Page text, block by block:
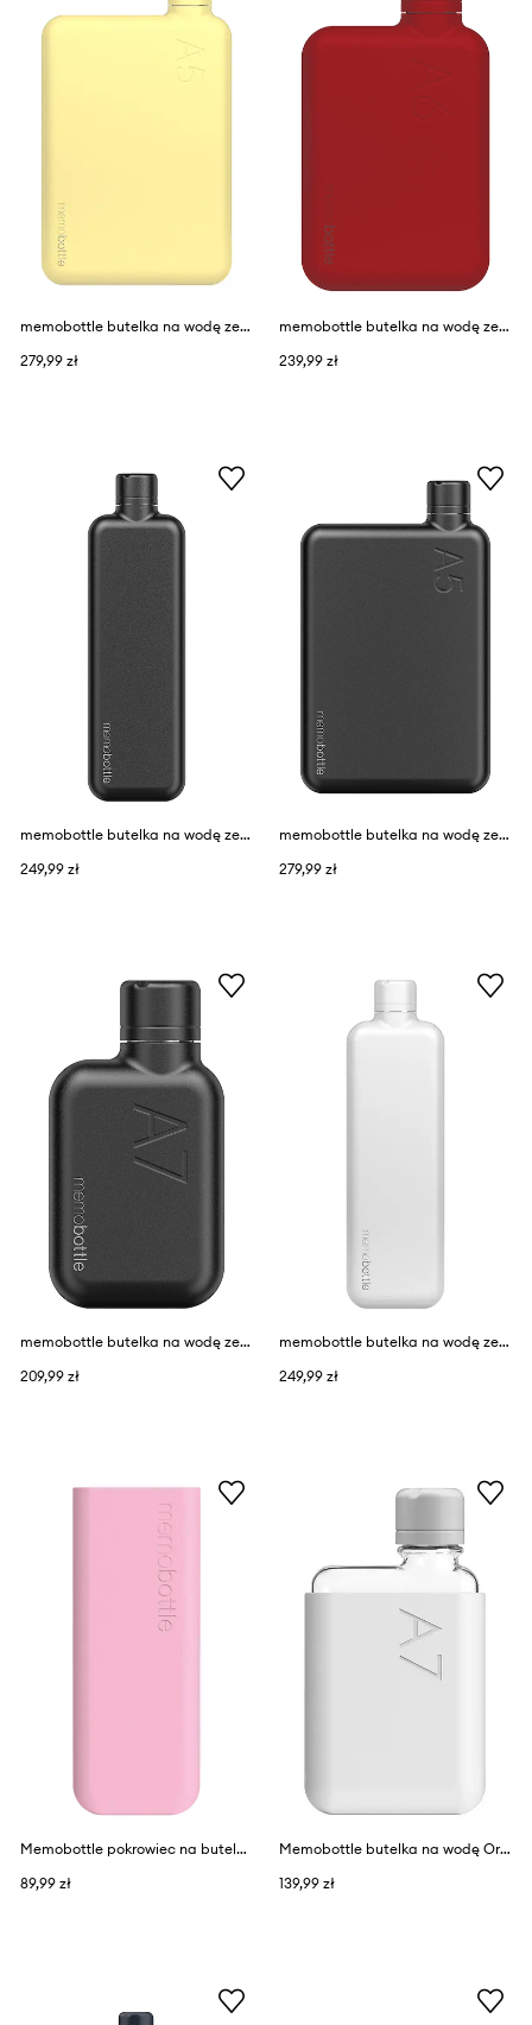
memobottle butelka na wodę ze stali nierdzewnej A5
279,99 zł
memobottle butelka na wodę ze stali nierdzewnej A6
239,99 zł
memobottle butelka na wodę ze stali nierdzewnej SLIM Stainless Steel
249,99 zł
memobottle butelka na wodę ze stali nierdzewnej A5 Stainless Steel
279,99 zł
memobottle butelka na wodę ze stali nierdzewnej A7 Stainless Steel
209,99 zł
memobottle butelka na wodę ze stali nierdzewnej SLIM Stainless Steel
249,99 zł
Memobottle pokrowiec na butelkę Original Slim 450 ml
89,99 zł
Memobottle butelka na wodę Original A7 180 ml
139,99 zł